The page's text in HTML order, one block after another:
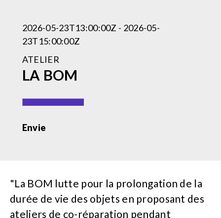
2026-05-23T13:00:00Z - 2026-05-
23T15:00:00Z
ATELIER
LA BOM
Envie
"La BOM lutte pour la prolongation de la
durée de vie des objets en proposant des
ateliers de co-réparation pendant